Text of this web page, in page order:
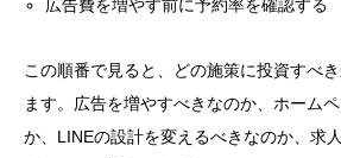
広告費を増やす前に予約率を確認する
この順番で見ると、どの施策に投資すべ
ます。広告を増やすべきなのか、ホーム
か、LINEの設計を変えるべきなのか、求